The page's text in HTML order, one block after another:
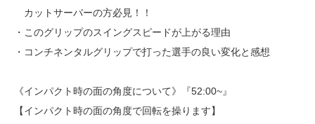
カットサーバーの方必見！！
・このグリップのスイングスピードが上がる理由
・コンチネンタルグリップで打った選手の良い変化と感想
《インパクト時の面の角度について》『52:00~』
【インパクト時の面の角度で回転を操ります】